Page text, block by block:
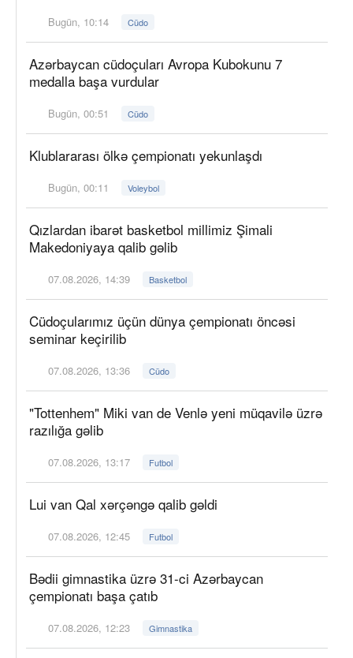
Bugün, 10:14 Cüdo
Azərbaycan cüdoçuları Avropa Kubokunu 7
medalla başa vurdular
Bugün, 00:51 Cüdo
Klublararası ölkə çempionatı yekunlaşdı
Bugün, 00:11 Voleybol
Qızlardan ibarət basketbol millimiz Şimali
Makedoniyaya qalib gəlib
07.08.2026, 14:39 Basketbol
Cüdoçularımız üçün dünya çempionatı öncəsi
seminar keçirilib
07.08.2026, 13:36 Cüdo
"Tottenhem" Miki van de Venlə yeni müqavilə üzrə
razılığa gəlib
07.08.2026, 13:17 Futbol
Lui van Qal xərçəngə qalib gəldi
07.08.2026, 12:45 Futbol
Bədii gimnastika üzrə 31-ci Azərbaycan
çempionatı başa çatıb
07.08.2026, 12:23 Gimnastika